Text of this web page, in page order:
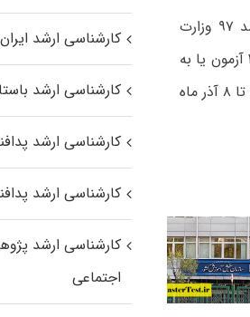
رئیس سنجش آموزش پزشکی با بیان اینکه ثبت‌نام تکمیل ظرفیت آزمون کارشناسی ارشد ۹۷ وزارت
بهداشت در هفته اول آذر انجام می‌شود، گفت: به احتمال زیاد ثبت‌نام تکمیل ظرفیت این ۲ آزمون یا به
طور همزمان با تکمیل ظرفیت آزمون دستیار فوق تخصصی و تخصصی از ۳ تا ۵ آذر یا از ۵ تا ۸ آذر ماه
کارشناسی ارشد
کارشناسی ارشد
کارشناسی ارشد
کارشناسی ارشد
کارشناسی ارشد
اجتماعی